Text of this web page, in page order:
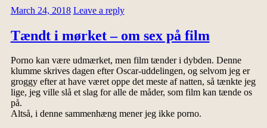
March 24, 2018 Leave a reply
Tændt i mørket – om sex på film
Porno kan være udmærket, men film tænder i dybden. Denne
klumme skrives dagen efter Oscar-uddelingen, og selvom jeg er
groggy efter at have været oppe det meste af natten, så tænkte jeg
lige, jeg ville slå et slag for alle de måder, som film kan tænde os
på.
Altså, i denne sammenhæng mener jeg ikke porno.